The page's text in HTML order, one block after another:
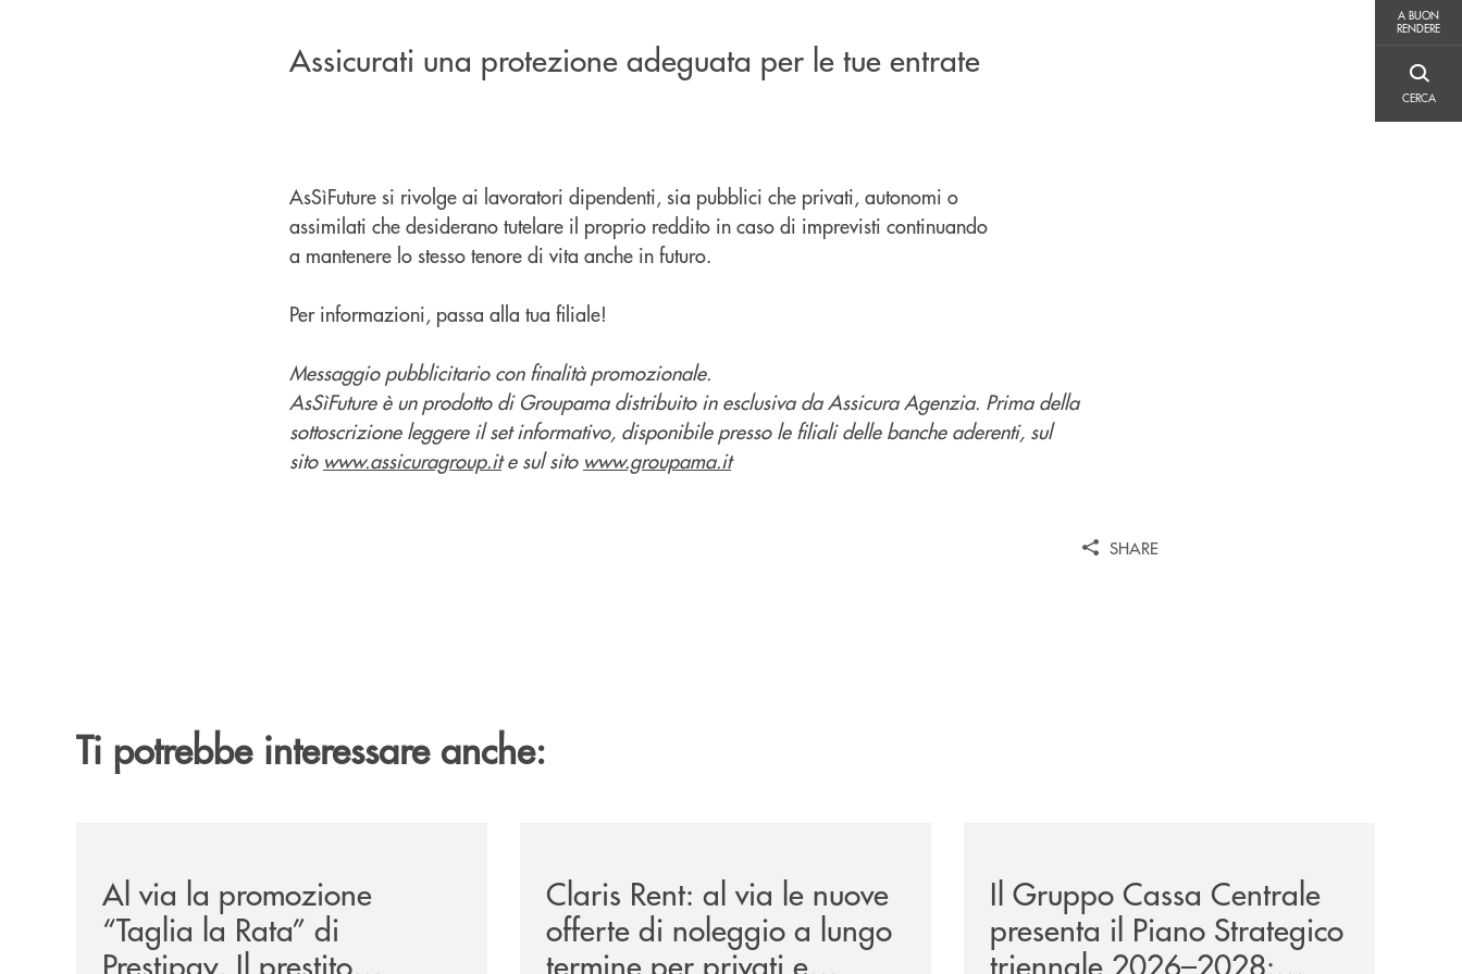
A BUON
RENDERE
CERCA
Assicurati una protezione adeguata per le tue entrate
AsSìFuture si rivolge ai lavoratori dipendenti, sia pubblici che privati, autonomi o
assimilati che desiderano tutelare il proprio reddito in caso di imprevisti continuando
a mantenere lo stesso tenore di vita anche in futuro.
Per informazioni, passa alla tua filiale!
Messaggio pubblicitario con finalità promozionale.
AsSìFuture è un prodotto di Groupama distribuito in esclusiva da Assicura Agenzia. Prima della
sottoscrizione leggere il set informativo, disponibile presso le filiali delle banche aderenti, sul
sito www.assicuragroup.ite sul sito www.groupama.it
SHARE
Ti potrebbe interessare anche:
Al via la promozione
“Taglia la Rata” di
Prestipay. Il prestito
Claris Rent: al via le nuove
offerte di noleggio a lungo
termine per privati e
Il Gruppo Cassa Centrale
presenta il Piano Strategico
triennale 2026–2028: